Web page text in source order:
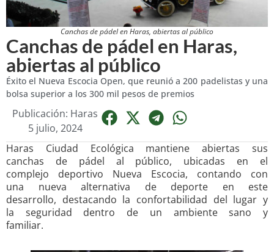
Canchas de pádel en Haras,
abiertas al público
Éxito el Nueva Escocia Open, que reunió a 200 padelistas y una
bolsa superior a los 300 mil pesos de premios
Canchas de pádel en Haras, abiertas al público
Publicación: Haras
5 julio, 2024
Haras Ciudad Ecológica mantiene abiertas sus
canchas de pádel al público, ubicadas en el
complejo deportivo Nueva Escocia, contando con
una nueva alternativa de deporte en este
desarrollo, destacando la confortabilidad del lugar y
la seguridad dentro de un ambiente sano y
familiar.